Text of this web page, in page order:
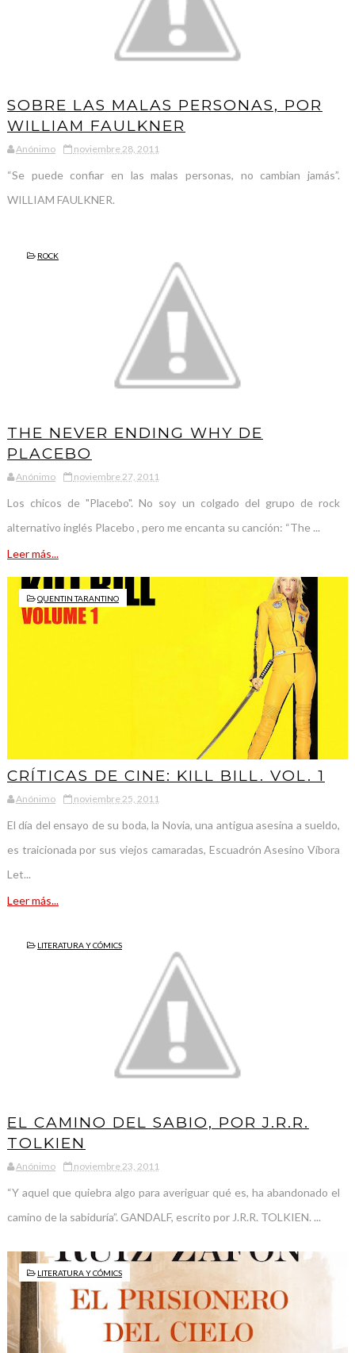
SOBRE LAS MALAS PERSONAS, POR
WILLIAM FAULKNER
Anónimo noviembre 28, 2011
“Se puede confiar en las malas personas, no cambian jamás”.
WILLIAM FAULKNER.
ROCK
THE NEVER ENDING WHY DE
PLACEBO
Anónimo noviembre 27, 2011
Los chicos de "Placebo". No soy un colgado del grupo de rock
alternativo inglés Placebo , pero me encanta su canción: “The ...
Leer más...
QUENTIN TARANTINO
CRÍTICAS DE CINE: KILL BILL. VOL. 1
Anónimo noviembre 25, 2011
El día del ensayo de su boda, la Novia, una antigua asesina a sueldo,
es traicionada por sus viejos camaradas, Escuadrón Asesino Víbora
Let...
Leer más...
LITERATURA Y CÓMICS
EL CAMINO DEL SABIO, POR J.R.R.
TOLKIEN
Anónimo noviembre 23, 2011
“Y aquel que quiebra algo para averiguar qué es, ha abandonado el
camino de la sabiduría”. GANDALF, escrito por J.R.R. TOLKIEN. ...
LITERATURA Y CÓMICS